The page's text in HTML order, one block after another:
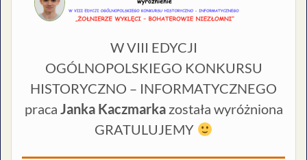
W VIII EDYCJI
OGÓLNOPOLSKIEGO KONKURSU
HISTORYCZNO – INFORMATYCZNEGO
praca Janka Kaczmarkazostała wyróżniona
GRATULUJEMY